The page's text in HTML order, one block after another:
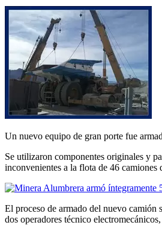
Un nuevo equipo de gran porte fue
Se utilizaron componentes originales y
inconvenientes a la flota de 46
El proceso de armado del nuevo camión
dos operadores técnico